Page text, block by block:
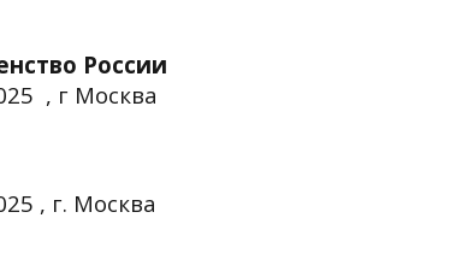
России
, г Москва
, г. Москва